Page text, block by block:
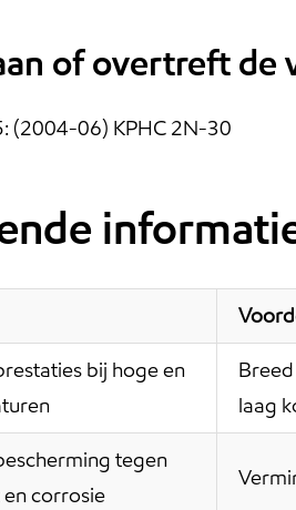
of overtreft de
(2004-06) KPHC 2N-30
bij hoge en
laag
tegen
corrosie